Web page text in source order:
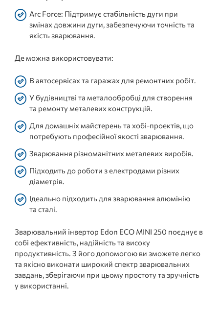
Arc Force: Підтримує стабільність дуги при
змінах довжини дуги, забезпечуючи точність та
якість зварювання.
Де можна використовувати:
В автосервісах та гаражах для ремонтних робіт.
У будівництві та металообробці для створення
та ремонту металевих конструкцій.
Для домашніх майстерень та хобі-проектів, що
потребують професійної якості зварювання.
Зварювання різноманітних металевих виробів.
Підходить до роботи з електродами різних
діаметрів.
Ідеально підходить для зварювання алюмінію
та сталі.
Зварювальний інвертор Edon ECO MINI 250 поєднує в
собі ефективність, надійність та високу
продуктивність. З його допомогою ви зможете легко
та якісно виконати широкий спектр зварювальних
завдань, зберігаючи при цьому простоту та зручність
у використанні.